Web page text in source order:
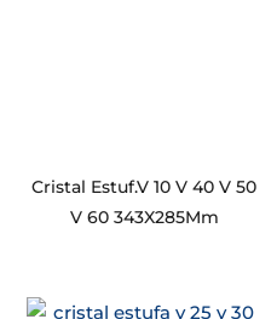
Cristal Estuf.V 10 V 40 V 50
V 60 343X285Mm